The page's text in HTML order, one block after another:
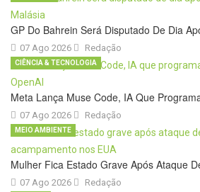
GP Do Bahrein Será Disputado De Dia
07 Ago 2026 Redação
Meta Lança Muse Code, IA Que
07 Ago 2026
CIÊNCIA & TECNOLOGIA
Redação
Mulher Fica Estado Grave Após Ataque
07 Ago 2026
MEIO AMBIENTE
Redação